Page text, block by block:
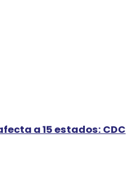
a 15 estados: CDC